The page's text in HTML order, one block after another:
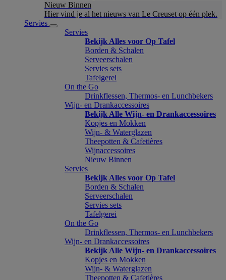
Nieuw Binnen
Hier vind je al het nieuws van Le Creuset op één plek.
Servies
Servies
Bekijk Alles voor Op Tafel
Borden & Schalen
Serveerschalen
Servies sets
Tafelgerei
On the Go
Drinkflessen, Thermos- en Lunchbekers
Wijn- en Drankaccessoires
Bekijk Alle Wijn- en Drankaccessoires
Kopjes en Mokken
Wijn- & Waterglazen
Theepotten & Cafetières
Wijnaccessoires
Nieuw Binnen
Servies
Bekijk Alles voor Op Tafel
Borden & Schalen
Serveerschalen
Servies sets
Tafelgerei
On the Go
Drinkflessen, Thermos- en Lunchbekers
Wijn- en Drankaccessoires
Bekijk Alle Wijn- en Drankaccessoires
Kopjes en Mokken
Wijn- & Waterglazen
Theepotten & Cafetières